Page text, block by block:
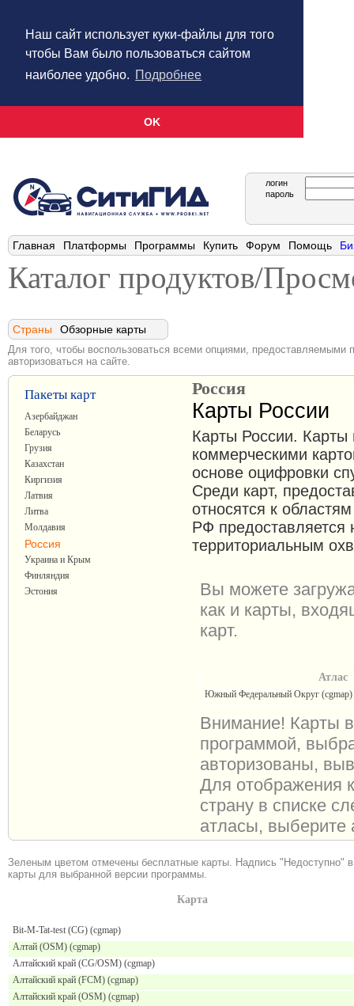
Наш сайт использует куки-файлы для того
чтобы Вам было пользоваться сайтом
наиболее удобно. Подробнее
OK
логин
пароль
Главная Платформы Программы Купить Форум Помощь
Каталог продуктов/
Страны Обзорные карты
Для того, чтобы воспользоваться всеми опциями,
авторизоваться на сайте.
Пакеты карт
Азербайджан
Беларусь
Грузия
Казахстан
Киргизия
Латвия
Литва
Молдавия
Россия
Украина и Крым
Финляндия
Эстония
Россия
Карты России
Карты России.
коммерческими
основе оцифровки
Среди карт,
относятся к
РФ предоставляется
территориальным
Вы можете
как и карты,
карт.
Атлас
Южный Федеральный Округ (cgmap)
Внимание! Карты
программой,
авторизованы,
Для отображения
страну в списке
атласы,
Зеленым цветом отмечены бесплатные карты. Надпись "Недоступно"
карты для выбранной версии программы.
Карта
Bit-M-Tat-test (CG) (cgmap)
Алтай (OSM) (cgmap)
Алтайский край (CG/OSM) (cgmap)
Алтайский край (FCM) (cgmap)
Алтайский край (OSM) (cgmap)